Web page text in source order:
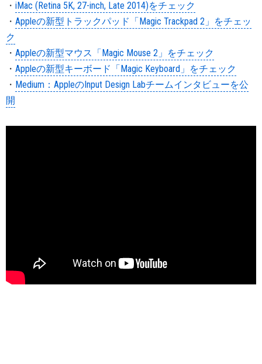
・ iMac (Retina 5K, 27-inch, Late 2014)をチェック
・ Appleの新型トラックパッド「Magic Trackpad 2」をチェッ
ク
・ Appleの新型マウス「Magic Mouse 2」をチェック
・ Appleの新型キーボード「Magic Keyboard」をチェック
・ Medium：AppleのInput Design Labチームインタビューを公
開